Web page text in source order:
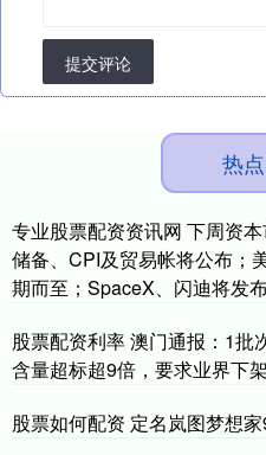
提交评论
热
专业股票配资资讯网 下周资
储备、CPI及贸易帐将公布；
期而至；SpaceX、闪迪将发
股票配资利率 澳门通报：1批
含量超标超9倍，要求业界下
股票如何配资 定名岚图梦想